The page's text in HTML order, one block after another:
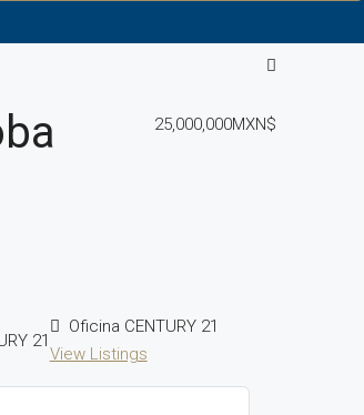
25,000,000MXN$
Oficina CENTURY 21
View Listings